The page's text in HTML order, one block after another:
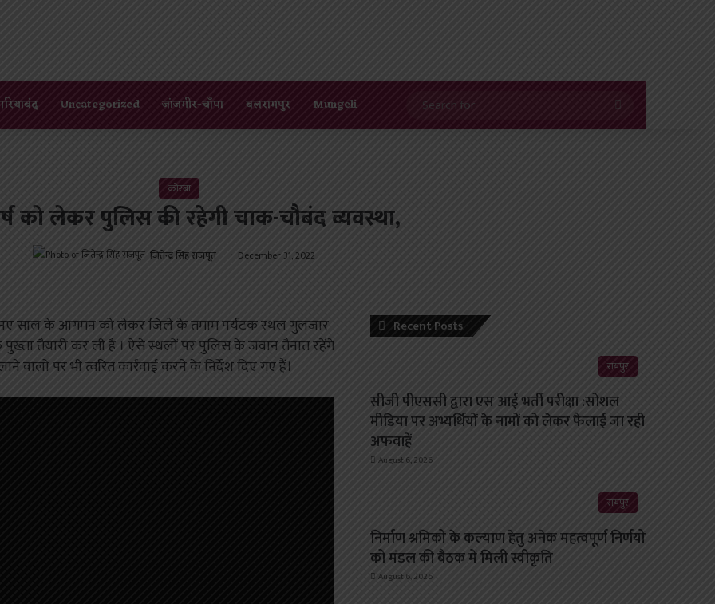
Uncategorized जांजगीर-चाँपा बलरामपुर Mungeli
Search
for
कोरबा
को लेकर पुलिस की रहेगी चाक-चौबंद व्यवस्था,
जितेन्द्र सिंह राजपूत December 31, 2022
साल के आगमन को लेकर जिले के तमाम पर्यटक स्थल गुलजार
तैयारी कर ली है । ऐसे स्थलों पर पुलिस के जवान तैनात रहेंगे
पर भी त्वरित कार्रवाई करने के निर्देश दिए गए हैं।
Recent Posts
रायपुर
सीजी पीएससी द्वारा एस आई भर्ती परीक्षा :सोशल
मीडिया पर अभ्यर्थियों के नामों को लेकर फैलाई जा रही
अफवाहें
August 6, 2026
रायपुर
निर्माण श्रमिकों के कल्याण हेतु अनेक महत्वपूर्ण निर्णयों
को मंडल की बैठक में मिली स्वीकृति
August 6, 2026